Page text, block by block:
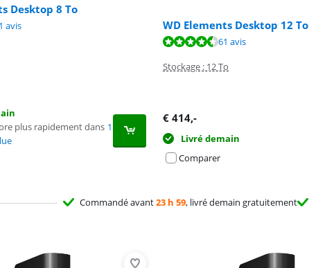
Desktop 8 To
sur 10, basée sur 61 avis.
avis
plus rapidement dans 1
WD Elements Desktop 12 To
61 avis
Stockage : 12 To
€ 414,-
Livré demain
Comparer
Commandé avant23 h 59, livré demain gratuitement